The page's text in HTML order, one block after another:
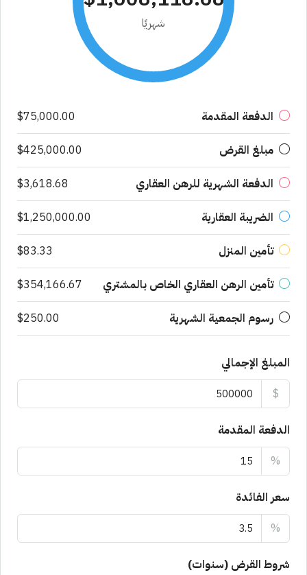
شهريًا
الدفعة المقدمة $75,000.00
مبلغ القرض $425,000.00
الدفعة الشهرية للرهن العقاري $3,618.68
الضريبة العقارية $1,250,000.00
تأمين المنزل $83.33
تأمين الرهن العقاري الخاص بالمشتري $354,166.67
رسوم الجمعية الشهرية $250.00
المبلغ الإجمالي
$
الدفعة المقدمة
%
سعر الفائدة
%
شروط القرض (سنوات)